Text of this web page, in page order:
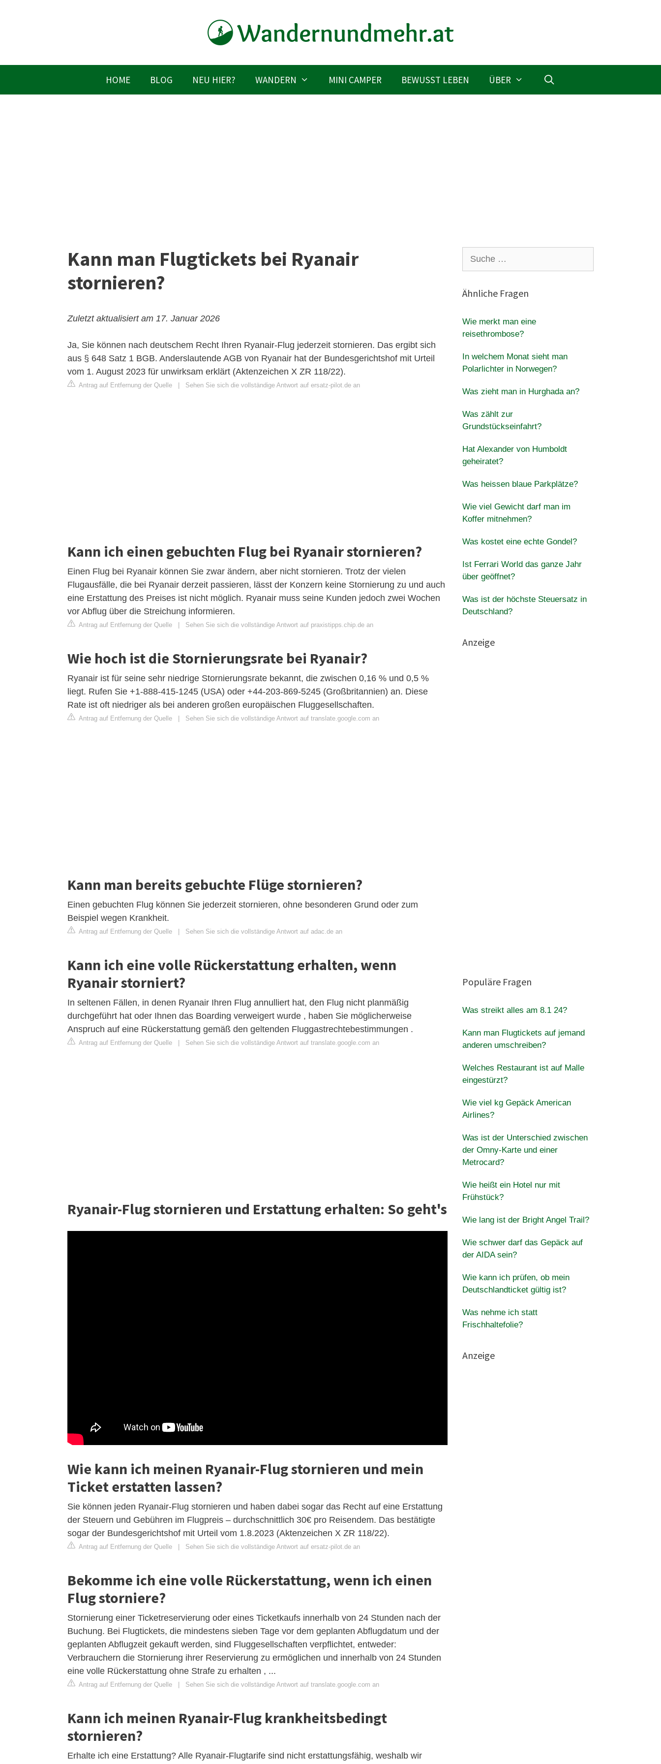
HOME BLOG NEU HIER? WANDERN MINI CAMPER BEWUSST LEBEN ÜBER
Kann man Flugtickets bei Ryanair
stornieren?
Zuletzt aktualisiert am 17. Januar 2026
Ja, Sie können nach deutschem Recht Ihren Ryanair-Flug jederzeit stornieren. Das ergibt sich
aus § 648 Satz 1 BGB. Anderslautende AGB von Ryanair hat der Bundesgerichtshof mit Urteil
vom 1. August 2023 für unwirksam erklärt (Aktenzeichen X ZR 118/22).
Antrag auf Entfernung der Quelle Sehen Sie sich die vollständige Antwort auf ersatz-pilot.de an
Kann ich einen gebuchten Flug bei Ryanair stornieren?
Einen Flug bei Ryanair können Sie zwar ändern, aber nicht stornieren. Trotz der vielen
Flugausfälle, die bei Ryanair derzeit passieren, lässt der Konzern keine Stornierung zu und auch
eine Erstattung des Preises ist nicht möglich. Ryanair muss seine Kunden jedoch zwei Wochen
vor Abflug über die Streichung informieren.
Antrag auf Entfernung der Quelle Sehen Sie sich die vollständige Antwort auf praxistipps.chip.de an
Wie hoch ist die Stornierungsrate bei Ryanair?
Ryanair ist für seine sehr niedrige Stornierungsrate bekannt, die zwischen 0,16 % und 0,5 %
liegt. Rufen Sie +1-888-415-1245 (USA) oder +44-203-869-5245 (Großbritannien) an. Diese
Rate ist oft niedriger als bei anderen großen europäischen Fluggesellschaften.
Antrag auf Entfernung der Quelle Sehen Sie sich die vollständige Antwort auf translate.google.com an
Kann man bereits gebuchte Flüge stornieren?
Einen gebuchten Flug können Sie jederzeit stornieren, ohne besonderen Grund oder zum
Beispiel wegen Krankheit.
Antrag auf Entfernung der Quelle Sehen Sie sich die vollständige Antwort auf adac.de an
Kann ich eine volle Rückerstattung erhalten, wenn
Ryanair storniert?
In seltenen Fällen, in denen Ryanair Ihren Flug annulliert hat, den Flug nicht planmäßig
durchgeführt hat oder Ihnen das Boarding verweigert wurde , haben Sie möglicherweise
Anspruch auf eine Rückerstattung gemäß den geltenden Fluggastrechtebestimmungen .
Antrag auf Entfernung der Quelle Sehen Sie sich die vollständige Antwort auf translate.google.com an
Ryanair-Flug stornieren und Erstattung erhalten: So geht's
Wie kann ich meinen Ryanair-Flug stornieren und mein
Ticket erstatten lassen?
Sie können jeden Ryanair-Flug stornieren und haben dabei sogar das Recht auf eine Erstattung
der Steuern und Gebühren im Flugpreis – durchschnittlich 30€ pro Reisendem. Das bestätigte
sogar der Bundesgerichtshof mit Urteil vom 1.8.2023 (Aktenzeichen X ZR 118/22).
Antrag auf Entfernung der Quelle | Sehen Sie sich die vollständige Antwort auf ersatz-pilot.de an
Bekomme ich eine volle Rückerstattung, wenn ich einen
Flug storniere?
Stornierung einer Ticketreservierung oder eines Ticketkaufs innerhalb von 24 Stunden nach der
Buchung. Bei Flugtickets, die mindestens sieben Tage vor dem geplanten Abflugdatum und der
geplanten Abflugzeit gekauft werden, sind Fluggesellschaften verpflichtet, entweder:
Verbrauchern die Stornierung ihrer Reservierung zu ermöglichen und innerhalb von 24 Stunden
eine volle Rückerstattung ohne Strafe zu erhalten , ...
Antrag auf Entfernung der Quelle | Sehen Sie sich die vollständige Antwort auf translate.google.com an
Kann ich meinen Ryanair-Flug krankheitsbedingt
stornieren?
Erhalte ich eine Erstattung? Alle Ryanair-Flugtarife sind nicht erstattungsfähig, weshalb wir
nach:
Ähnliche Fragen
Wie merkt man eine
reisethrombose?
In welchem Monat sieht man
Polarlichter in Norwegen?
Was zieht man in Hurghada an?
Was zählt zur
Grundstückseinfahrt?
Hat Alexander von Humboldt
geheiratet?
Was heissen blaue Parkplätze?
Wie viel Gewicht darf man im
Koffer mitnehmen?
Was kostet eine echte Gondel?
Ist Ferrari World das ganze Jahr
über geöffnet?
Was ist der höchste Steuersatz in
Deutschland?
Anzeige
Populäre Fragen
Was streikt alles am 8.1 24?
Kann man Flugtickets auf jemand
anderen umschreiben?
Welches Restaurant ist auf Malle
eingestürzt?
Wie viel kg Gepäck American
Airlines?
Was ist der Unterschied zwischen
der Omny-Karte und einer
Metrocard?
Wie heißt ein Hotel nur mit
Frühstück?
Wie lang ist der Bright Angel Trail?
Wie schwer darf das Gepäck auf
der AIDA sein?
Wie kann ich prüfen, ob mein
Deutschlandticket gültig ist?
Was nehme ich statt
Frischhaltefolie?
Anzeige